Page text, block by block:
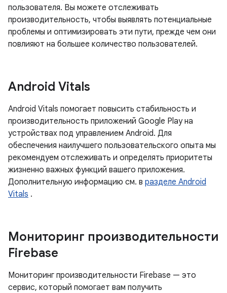
пользователя. Вы можете отслеживать
производительность, чтобы выявлять потенциальные
проблемы и оптимизировать эти пути, прежде чем они
повлияют на большее количество пользователей.
Android Vitals
Android Vitals помогает повысить стабильность и
производительность приложений Google Play на
устройствах под управлением Android. Для
обеспечения наилучшего пользовательского опыта мы
рекомендуем отслеживать и определять приоритеты
жизненно важных функций вашего приложения.
Дополнительную информацию см. в разделе Android
Vitals .
Мониторинг производительности
Firebase
Мониторинг производительности Firebase — это
сервис, который помогает вам получить